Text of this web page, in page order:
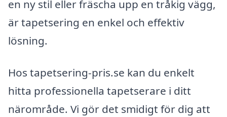
en ny stil eller fräscha upp en tråkig vägg,
är tapetsering en enkel och effektiv
lösning.
Hos tapetsering-pris.se kan du enkelt
hitta professionella tapetserare i ditt
närområde. Vi gör det smidigt för dig att